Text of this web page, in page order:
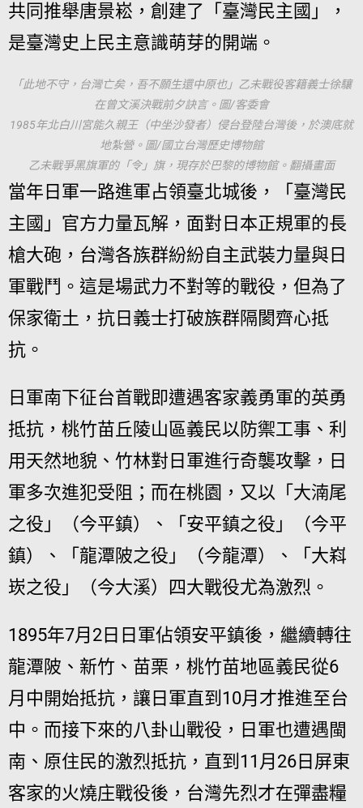
共同推舉唐景崧，創建了「臺灣民主國」，
是臺灣史上民主意識萌芽的開端。
「此地不守，台灣亡矣，吾不願生還中原也」乙未戰役客籍義士徐驤
在曾文溪決戰前夕訣言。圖/客委會
1985年北白川宮能久親王（中坐沙發者）侵台登陸台灣後，於澳底就
地紮營。圖/國立台灣歷史博物館
乙未戰爭黑旗軍的「令」旗，現存於巴黎的博物館。翻攝畫面
當年日軍一路進軍占領臺北城後，「臺灣民
主國」官方力量瓦解，面對日本正規軍的長
槍大砲，台灣各族群紛紛自主武裝力量與日
軍戰鬥。這是場武力不對等的戰役，但為了
保家衛土，抗日義士打破族群隔閡齊心抵
抗。
日軍南下征台首戰即遭遇客家義勇軍的英勇
抵抗，桃竹苗丘陵山區義民以防禦工事、利
用天然地貌、竹林對日軍進行奇襲攻擊，日
軍多次進犯受阻；而在桃園，又以「大湳尾
之役」（今平鎮）、「安平鎮之役」（今平
鎮）、「龍潭陂之役」（今龍潭）、「大嵙
崁之役」（今大溪）四大戰役尤為激烈。
1895年7月2日日軍佔領安平鎮後，繼續轉往
龍潭陂、新竹、苗栗，桃竹苗地區義民從6
月中開始抵抗，讓日軍直到10月才推進至台
中。而接下來的八卦山戰役，日軍也遭遇閩
南、原住民的激烈抵抗，直到11月26日屏東
客家的火燒庄戰役後，台灣先烈才在彈盡糧